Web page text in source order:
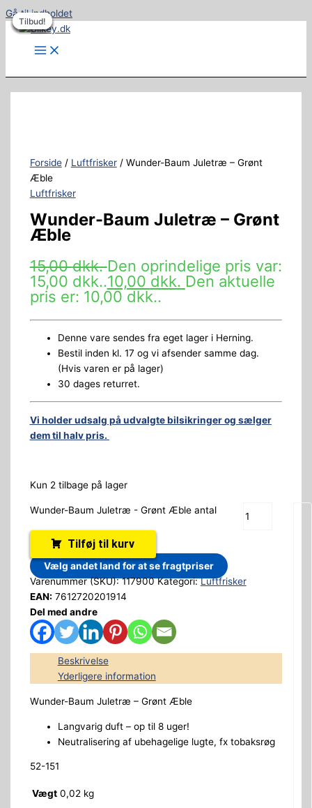
Gå til indholdet
Tilbud!
Forside/ Luftfrisker/ Wunder-Baum Juletræ – Grønt
Æble
Luftfrisker
Wunder-Baum Juletræ – Grønt
Æble
15,00dkk.Den oprindelige pris var:
15,00 dkk..10,00 dkk. Den aktuelle
pris er: 10,00 dkk..
Denne vare sendes fra eget lager i Herning.
Bestil inden kl. 17 og vi afsender samme dag.
(Hvis varen er på lager)
30 dages returret.
Vi holder udsalg på udvalgte bilsikringer og sælger
dem til halv pris.
Kun 2 tilbage på lager
Wunder-Baum Juletræ - Grønt Æble antal
Tilføj til kurv
Vælg andet land for at se fragtpriser
Varenummer (SKU):117900 Kategori:Luftfrisker
EAN: 7612720201914
Del med andre
Beskrivelse
Yderligere information
Wunder-Baum Juletræ – Grønt Æble
Langvarig duft – op til 8 uger!
Neutralisering af ubehagelige lugte, fx tobaksrøg
52-151
Vægt 0,02 kg
Tilbud!
Tilbud!
Tilbud!
Tilbud!
Tilbud!
Tilbud!